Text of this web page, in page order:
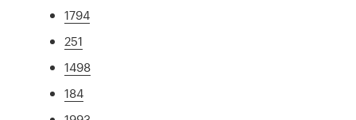
1794
251
1498
184